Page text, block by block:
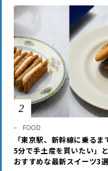
2
FOOD
「東京駅、新幹線に乗るま
5分で手土産を買いたい」
おすすめな最新スイーツ3